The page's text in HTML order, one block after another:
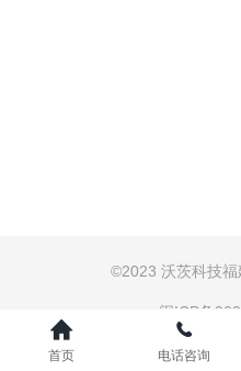
©2023 沃茨科技
闽ICP备
首页 电话咨询